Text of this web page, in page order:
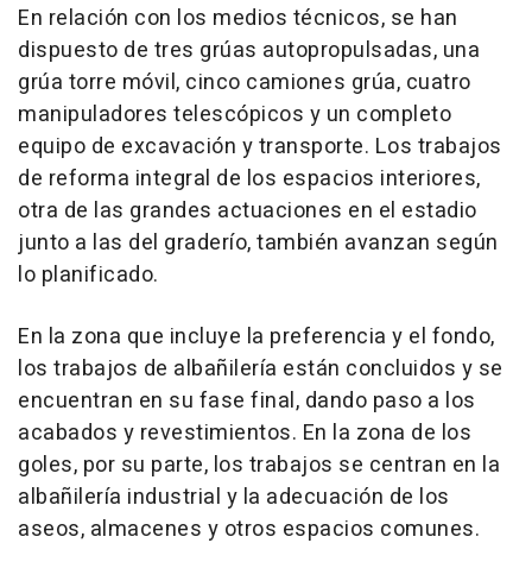
En relación con los medios técnicos, se han
dispuesto de tres grúas autopropulsadas, una
grúa torre móvil, cinco camiones grúa, cuatro
manipuladores telescópicos y un completo
equipo de excavación y transporte. Los trabajos
de reforma integral de los espacios interiores,
otra de las grandes actuaciones en el estadio
junto a las del graderío, también avanzan según
lo planificado.
En la zona que incluye la preferencia y el fondo,
los trabajos de albañilería están concluidos y se
encuentran en su fase final, dando paso a los
acabados y revestimientos. En la zona de los
goles, por su parte, los trabajos se centran en la
albañilería industrial y la adecuación de los
aseos, almacenes y otros espacios comunes.